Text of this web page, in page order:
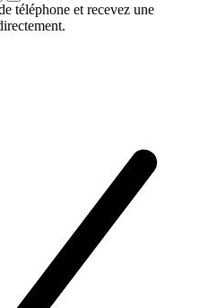
téléphone et recevez une